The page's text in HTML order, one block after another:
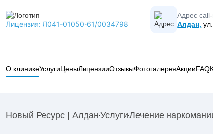
Лицензия: Л041-01050-61/0034798
Адрес
Алдан,
О клиникеУслугиЦеныЛицензииОтзывыФотогалереяАкцииFAQ
Новый Ресурс | Алдан Услуги Лечение